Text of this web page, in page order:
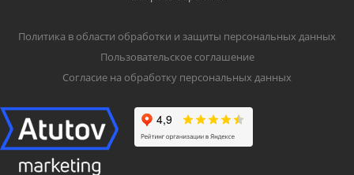
Политика в области обработки и защиты персональных данных
Пользовательское соглашение
Согласие на обработку персональных данных